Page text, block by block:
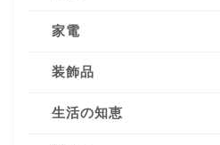
家電
装飾品
生活の知恵